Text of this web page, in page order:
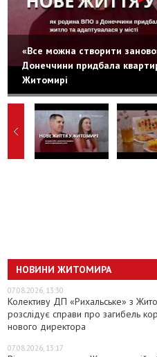
«Все можна створити
Донеччини придбала
Житомирі
НОВИНИ ЖИТОМИРА
07.08.2026, 13:30
Колективу ДП «Рихальське» з
розслідує справи про загибель
нового директора
07.08.2026, 13:17